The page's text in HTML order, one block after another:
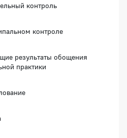
контроль
контроле
результаты обощения
практики